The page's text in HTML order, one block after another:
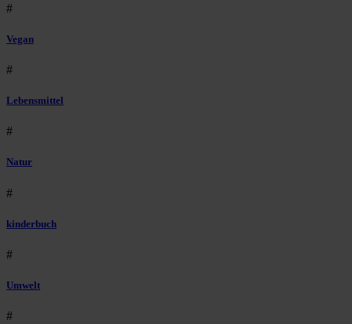
#
Vegan
#
Lebensmittel
#
Natur
#
kinderbuch
#
Umwelt
#